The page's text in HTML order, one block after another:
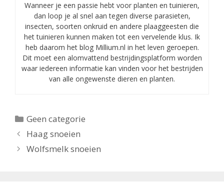
Wanneer je een passie hebt voor planten en tuinieren,
dan loop je al snel aan tegen diverse parasieten,
insecten, soorten onkruid en andere plaaggeesten die
het tuinieren kunnen maken tot een vervelende klus. Ik
heb daarom het blog Millium.nl in het leven geroepen.
Dit moet een alomvattend bestrijdingsplatform worden
waar iedereen informatie kan vinden voor het bestrijden
van alle ongewenste dieren en planten.
Categorieën
Geen categorie
Haag snoeien
Wolfsmelk snoeien